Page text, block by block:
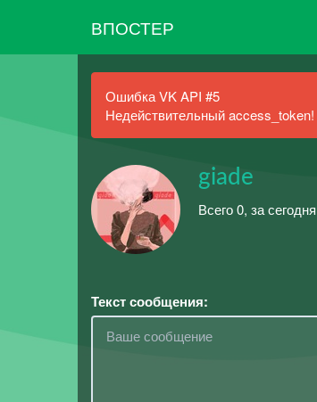
ВПОСТЕР
Ошибка VK API #5
Недействительный
giade
Всего 0, за
Текст сообщения: